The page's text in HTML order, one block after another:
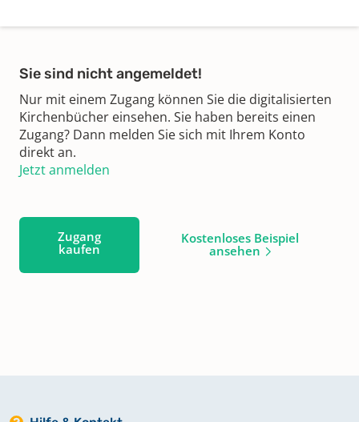
Sie sind nicht angemeldet!
Nur mit einem Zugang können Sie die digitalisierten
Kirchenbücher einsehen. Sie haben bereits einen
Zugang? Dann melden Sie sich mit Ihrem Konto
direkt an.
Jetzt anmelden
Zugang
kaufen
Kostenloses Beispiel
ansehen